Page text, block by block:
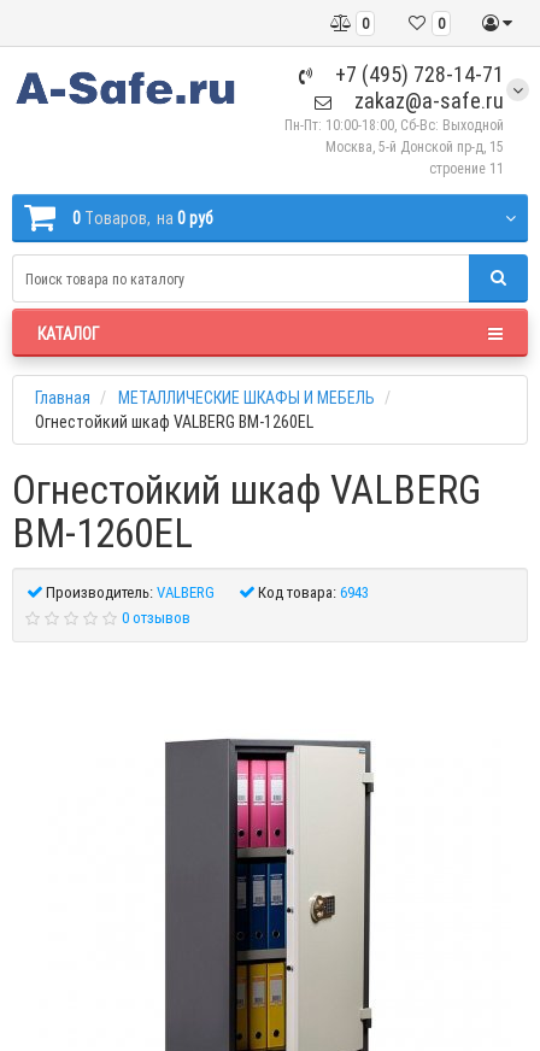
0
0
+7 (495) 728-14-71
zakaz@a-safe.ru
Пн-Пт: 10:00-18:00, Сб-Вс: Выходной
Москва, 5-й Донской пр-д, 15
строение 11
0 Tоваров, на 0 руб
КАТАЛОГ
Главная
МЕТАЛЛИЧЕСКИЕ ШКАФЫ И МЕБЕЛЬ
Огнестойкий шкаф VALBERG BM-1260EL
Огнестойкий шкаф VALBERG
BM-1260EL
Производитель:VALBERG Код товара:6943
0 отзывов